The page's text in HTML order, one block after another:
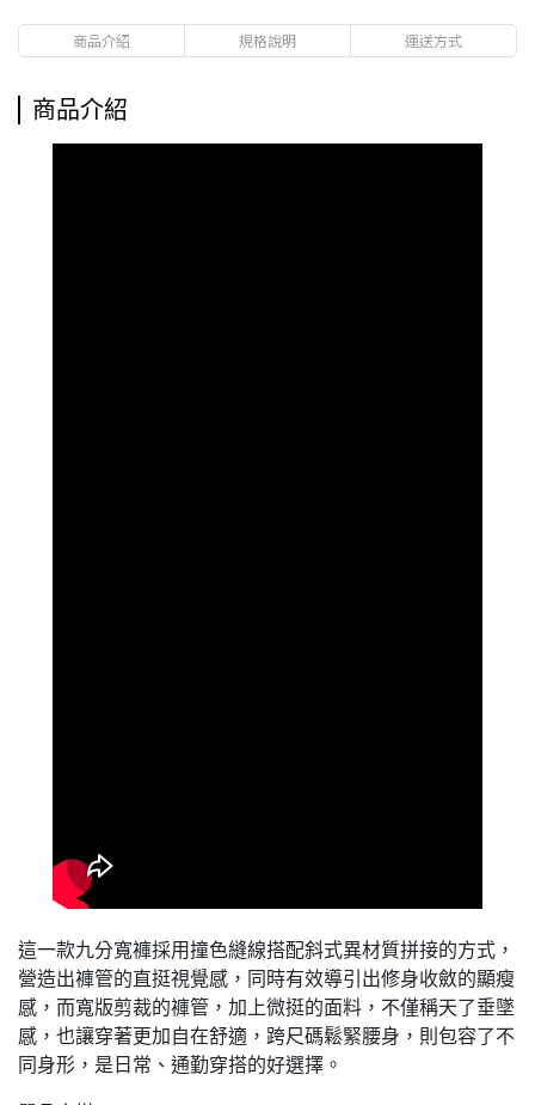
商品介紹 規格說明 運送方式
商品介紹
這一款九分寬褲採用撞色縫線搭配斜式異材質拼接的方式，
營造出褲管的直挺視覺感，同時有效導引出修身收斂的顯瘦
感，而寬版剪裁的褲管，加上微挺的面料，不僅稱天了垂墜
感，也讓穿著更加自在舒適，跨尺碼鬆緊腰身，則包容了不
同身形，是日常、通勤穿搭的好選擇。